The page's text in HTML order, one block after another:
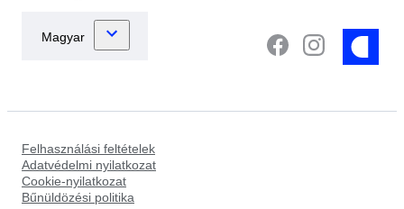
Felhasználási feltételek
Adatvédelmi nyilatkozat
Cookie-nyilatkozat
Bűnüldözési politika